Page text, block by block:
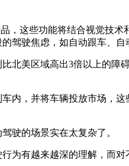
这些功能将结合视觉技术
驾驶焦虑，如自动跟车、自
美区域高出3倍以上的障
，并将车辆投放市场，这
驶的场景实在太复杂了。
有越来越深的理解，而对